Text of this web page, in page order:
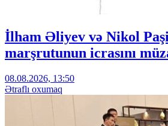
İlham Əliyev və Nikol
marşrutunun icrasını
08.08.2026, 13:50
Ətraflı oxumaq